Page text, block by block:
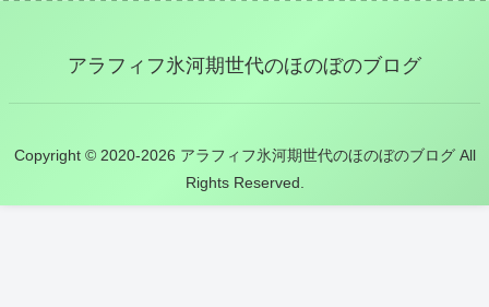
アラフィフ氷河期世代のほのぼのブログ
Copyright © 2020-2026 アラフィフ氷河期世代のほのぼのブログ All
Rights Reserved.